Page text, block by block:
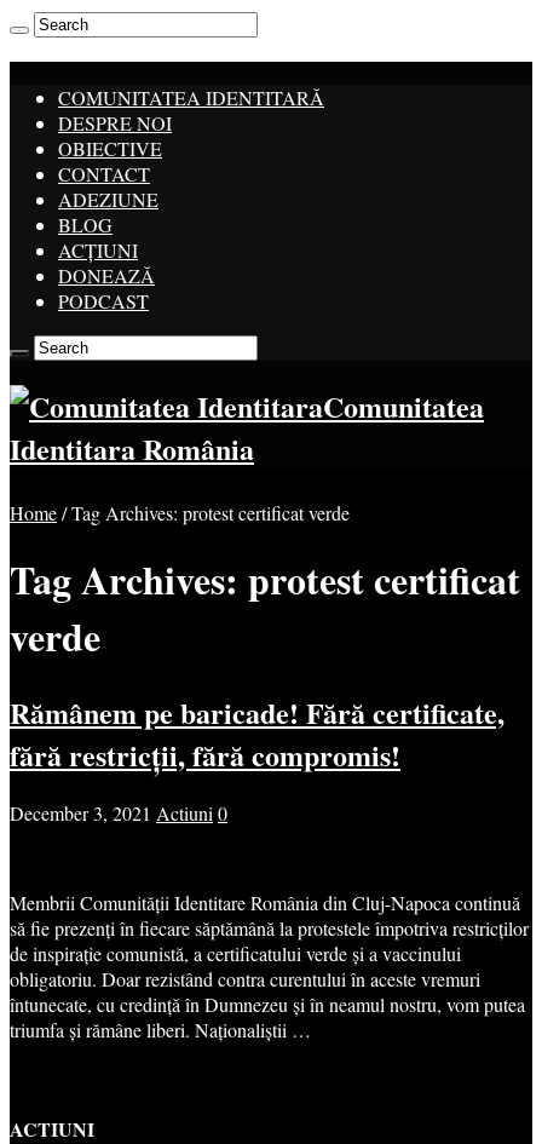
COMUNITATEA IDENTITARĂ
DESPRE NOI
OBIECTIVE
CONTACT
ADEZIUNE
BLOG
ACȚIUNI
DONEAZĂ
PODCAST
Comunitatea
Identitara România
Home/Tag Archives: protest certificat verde
Tag Archives: protest certificat
verde
Rămânem pe baricade! Fără certificate,
fără restricții, fără compromis!
December 3, 2021 Actiuni 0
Membrii Comunității Identitare România din Cluj-Napoca continuă
să fie prezenți în fiecare săptămână la protestele împotriva restricților
de inspirație comunistă, a certificatului verde și a vaccinului
obligatoriu. Doar rezistând contra curentului în aceste vremuri
întunecate, cu credință în Dumnezeu și în neamul nostru, vom putea
triumfa și rămâne liberi. Naționaliștii …
ACTIUNI